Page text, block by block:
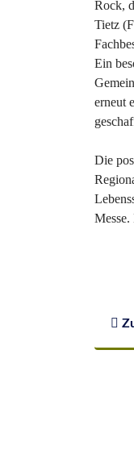
Rock,
Tietz
Ein
erneut
Die